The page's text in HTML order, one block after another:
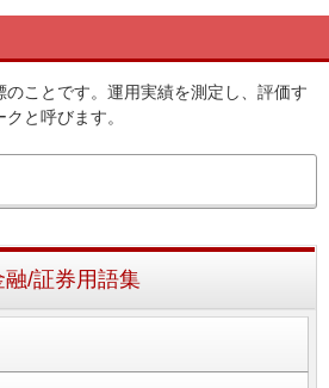
のことです。運用実績を測定し、評価す
と呼びます。
融/証券用語集